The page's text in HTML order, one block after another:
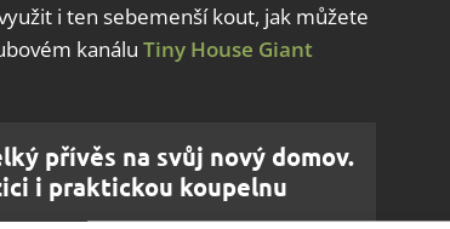
i ten sebemenší kout, jak můžete
kanálu Tiny House Giant
přívěs na svůj nový domov.
i praktickou koupelnu